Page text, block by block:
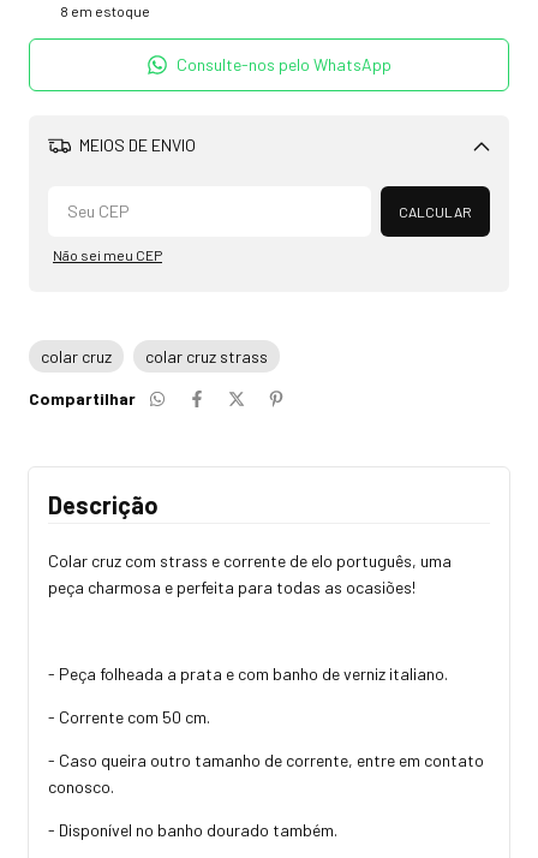
8 em estoque
Consulte-nos pelo WhatsApp
MEIOS DE ENVIO
Alterar CEP
CALCULAR
Não sei meu CEP
colar cruz colar cruz strass
Compartilhar
Descrição
Colar cruz com strass e corrente de elo português, uma
peça charmosa e perfeita para todas as ocasiões!
- Peça folheada a prata e com banho de verniz italiano.
- Corrente com 50 cm.
- Caso queira outro tamanho de corrente, entre em contato
conosco.
- Disponível no banho dourado também.